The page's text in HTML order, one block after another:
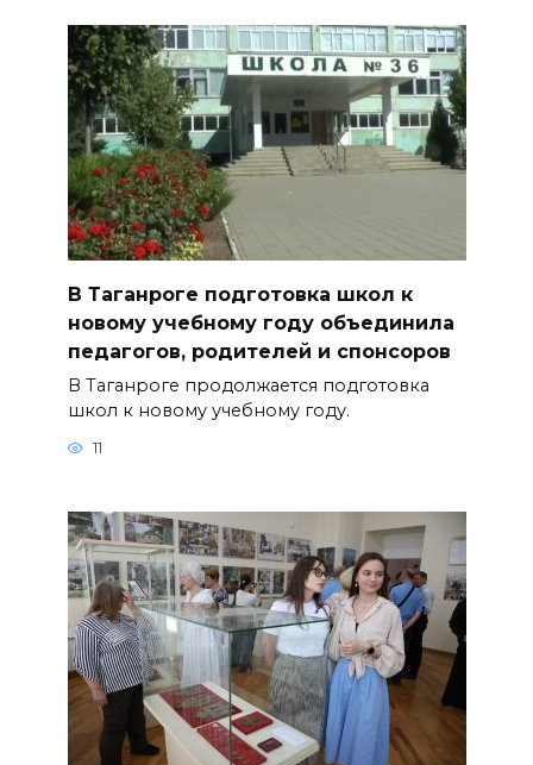
В Таганроге подготовка школ к
новому учебному году объединила
педагогов, родителей и спонсоров
В Таганроге продолжается подготовка
школ к новому учебному году.
11